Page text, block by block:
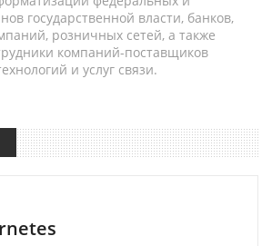
государственной власти, банков,
розничных сетей, а также
компаний-поставщиков
и услуг связи.